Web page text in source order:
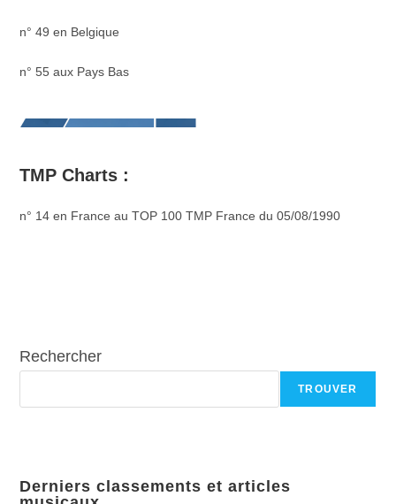
n° 49 en Belgique
n° 55 aux Pays Bas
TMP Charts :
n° 14 en France au TOP 100 TMP France du 05/08/1990
Rechercher
TROUVER
Derniers classements et articles